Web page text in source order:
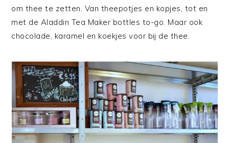
om thee te zetten. Van theepotjes en kopjes, tot en
met de Aladdin Tea Maker bottles to-go. Maar ook
chocolade, karamel en koekjes voor bij de thee.